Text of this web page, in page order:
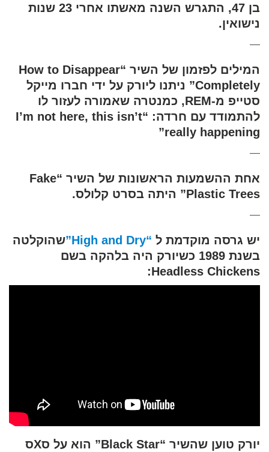
בן 47, התגרש השנה מאשתו אחרי 23 שנות
נישואין.
—
המילים לפזמון של השיר “How to Disappear
Completely” ניתנו ליורק על ידי חברו מייקל
סטייפ מ-REM, כמנטרה שאמורה לעזור לו
להתמודד עם חרדה: “I’m not here, this isn’t
really happening”
—
אחת ההשמעות הראשונות של השיר “Fake
Plastic Trees” היתה בסרט קלולס.
—
יש גרסה מוקדמת ל “High and Dry”
שהוקלטה
בשנת 1989 כשיורק היה בלהקה בשם
Headless Chickens:
יורק טוען שהשיר “Black Star” הוא על סXס